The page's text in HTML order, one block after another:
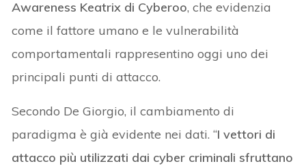
Awareness Keatrix di Cyberoo, che evidenzia
come il fattore umano e le vulnerabilità
comportamentali rappresentino oggi uno dei
principali punti di attacco.
Secondo De Giorgio, il cambiamento di
paradigma è già evidente nei dati. “I vettori di
attacco più utilizzati dai cyber criminali sfruttano